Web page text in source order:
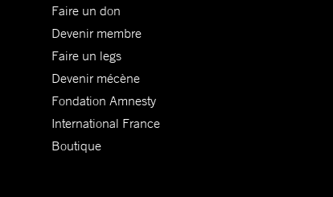
Faire un don
Devenir membre
Faire un legs
Devenir mécène
Fondation Amnesty
International France
Boutique